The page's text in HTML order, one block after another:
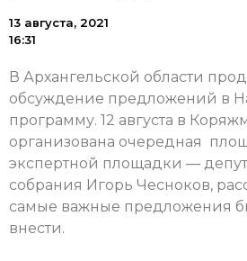
13 августа, 2021
16:31
В Архангельской области
обсуждение предложений в
программу. 12 августа в
организована очередная
экспертной площадки —
собрания Игорь Чесноков,
самые важные предложения
внести.